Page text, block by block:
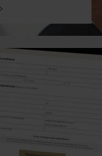
sammen
abe
Det gør figuren
for deres tidløse
studenter og
af smykker og
til drenge. Et
fra Seiko
der kan bæres i